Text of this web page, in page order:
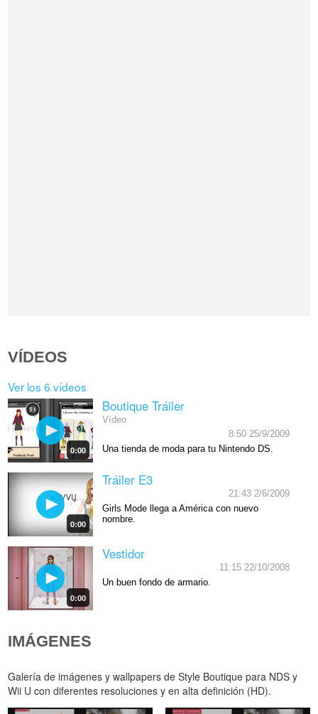
VÍDEOS
Ver los 6 vídeos
0:00
Boutique Tráiler
Vídeo
8:50 25/9/2009
Una tienda de moda para tu Nintendo DS.
0:00
Tráiler E3
21:43 2/6/2009
Girls Mode llega a América con nuevo
nombre.
0:00
Vestidor
11:15 22/10/2008
Un buen fondo de armario.
IMÁGENES
Galería de imágenes y wallpapers de Style Boutique para NDS y
Wii U con diferentes resoluciones y en alta definición (HD).